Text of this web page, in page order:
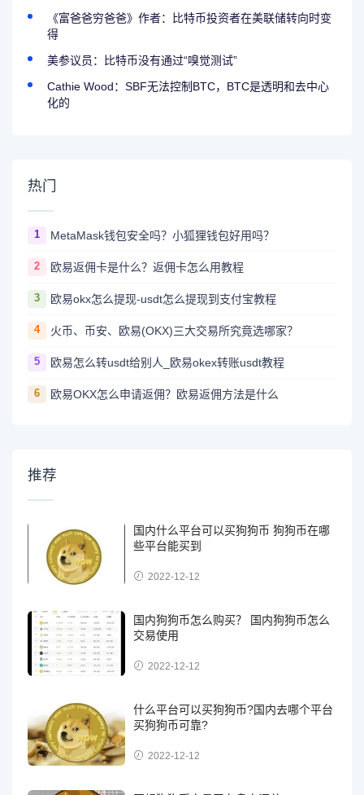
《富爸爸穷爸爸》作者：比特币投资者在美联储转向时变
得
美参议员：比特币没有通过“嗅觉测试”
Cathie Wood：SBF无法控制BTC，BTC是透明和去中心
化的
热门
1 MetaMask钱包安全吗？小狐狸钱包好用吗？
2 欧易返佣卡是什么？返佣卡怎么用教程
3 欧易okx怎么提现-usdt怎么提现到支付宝教程
4 火币、币安、欧易(OKX)三大交易所究竟选哪家？
5 欧易怎么转usdt给别人_欧易okex转账usdt教程
6 欧易OKX怎么申请返佣？欧易返佣方法是什么
推荐
国内什么平台可以买狗狗币 狗狗币在哪
些平台能买到
2022-12-12
国内狗狗币怎么购买？ 国内狗狗币怎么
交易使用
2022-12-12
什么平台可以买狗狗币?国内去哪个平台
买狗狗币可靠?
2022-12-12